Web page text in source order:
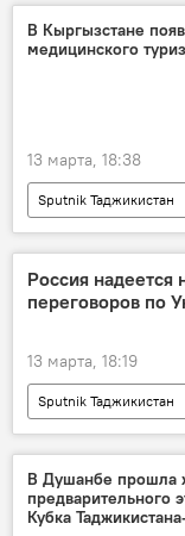
В Кыргызстане
медицинского
13 марта, 18:38
Sputnik Таджикистан
Россия надеется
переговоров по
13 марта, 18:19
Sputnik Таджикистан
В Душанбе прошла
предварительного
Кубка